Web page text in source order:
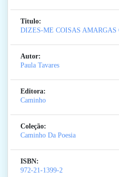
Titulo:
DIZES-ME COISAS AMARGAS
Autor:
Paula Tavares
Editora:
Caminho
Coleção:
Caminho Da Poesia
ISBN:
972-21-1399-2